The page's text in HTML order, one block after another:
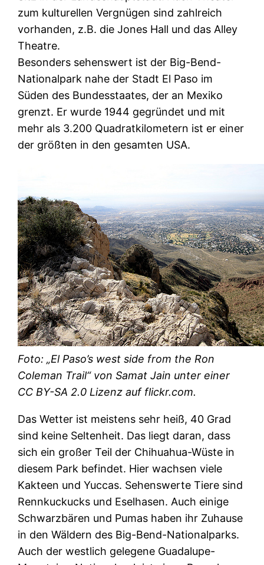
zum kulturellen Vergnügen sind zahlreich
vorhanden, z.B. die Jones Hall und das Alley
Theatre.
Besonders sehenswert ist der Big-Bend-
Nationalpark nahe der Stadt El Paso im
Süden des Bundesstaates, der an Mexiko
grenzt. Er wurde 1944 gegründet und mit
mehr als 3.200 Quadratkilometern ist er einer
der größten in den gesamten USA.
Foto: „El Paso’s west side from the Ron
Coleman Trail“ von Samat Jain unter einer
CC BY-SA 2.0 Lizenz auf flickr.com.
Das Wetter ist meistens sehr heiß, 40 Grad
sind keine Seltenheit. Das liegt daran, dass
sich ein großer Teil der Chihuahua-Wüste in
diesem Park befindet. Hier wachsen viele
Kakteen und Yuccas. Sehenswerte Tiere sind
Rennkuckucks und Eselhasen. Auch einige
Schwarzbären und Pumas haben ihr Zuhause
in den Wäldern des Big-Bend-Nationalparks.
Auch der westlich gelegene Guadalupe-